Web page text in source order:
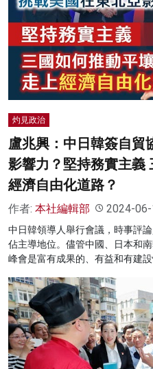
灼見政治
盧兆興：中日韓簽自貿
影響力？堅持務實主義
經濟自由化道路？
作者: 本社編輯部 2024-
中日韓領導人舉行會議，時事評
佔主導地位。儘管中國、日本和
峰會是富有成果的、有益和有建設